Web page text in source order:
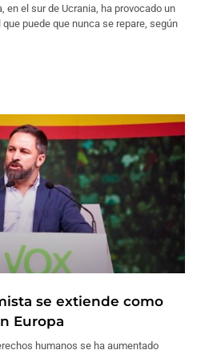
en el sur de Ucrania, ha provocado un
puede que nunca se repare, según
se extiende como
Europa
humanos se ha aumentado